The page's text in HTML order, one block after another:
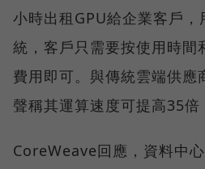
小時出租GPU給企業客戶
統，客戶只需要按使用時間
費用即可。與傳統雲端供
聲稱其運算速度可提高35倍
CoreWeave回應，資料中